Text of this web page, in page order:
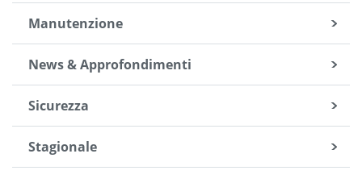
Manutenzione
News & Approfondimenti
Sicurezza
Stagionale